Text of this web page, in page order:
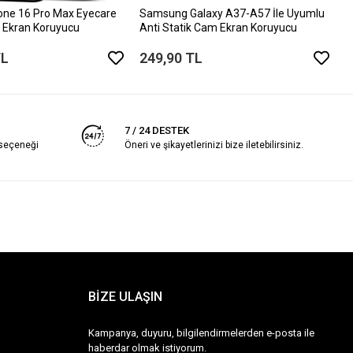
16 Pro Max Eyecare
Ekran Koruyucu
Samsung Galaxy A37-A57 İle Uyumlu
Anti Statik Cam Ekran Koruyucu
249,90 TL
7 / 24 DESTEK
Öneri ve şikayetlerinizi bize iletebilirsiniz.
BİZE ULAŞIN
Kampanya, duyuru, bilgilendirmelerden e-posta ile
haberdar olmak istiyorum.